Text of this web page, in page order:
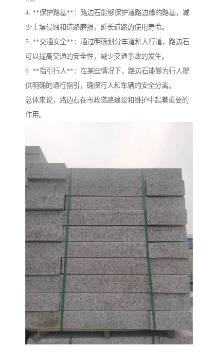
4. **保护路基**：路边石能够保护道路边缘的路基，减
少土壤侵蚀和道路磨损，延长道路的使用寿命。
5. **交通安全**：通过明确划分车道和人行道，路边石
可以提高交通的安全性，减少交通事故的发生。
6. **指引行人**：在某些情况下，路边石能够为行人提
供明确的通行指引，确保行人和车辆的安全分离。
总体来说，路边石在市政道路建设和维护中起着重要的
作用。